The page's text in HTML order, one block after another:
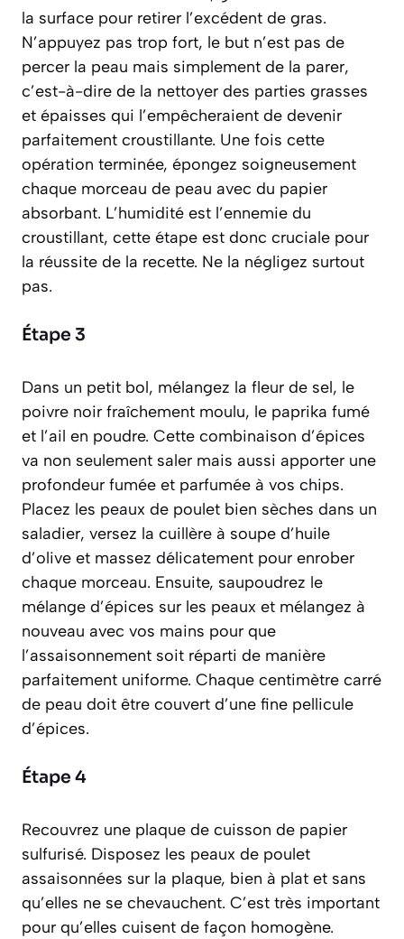
la surface pour retirer l’excédent de gras.
N’appuyez pas trop fort, le but n’est pas de
percer la peau mais simplement de la parer,
c’est-à-dire de la nettoyer des parties grasses
et épaisses qui l’empêcheraient de devenir
parfaitement croustillante. Une fois cette
opération terminée, épongez soigneusement
chaque morceau de peau avec du papier
absorbant. L’humidité est l’ennemie du
croustillant, cette étape est donc cruciale pour
la réussite de la recette. Ne la négligez surtout
pas.
Étape 3
Dans un petit bol, mélangez la fleur de sel, le
poivre noir fraîchement moulu, le paprika fumé
et l’ail en poudre. Cette combinaison d’épices
va non seulement saler mais aussi apporter une
profondeur fumée et parfumée à vos chips.
Placez les peaux de poulet bien sèches dans un
saladier, versez la cuillère à soupe d’huile
d’olive et massez délicatement pour enrober
chaque morceau. Ensuite, saupoudrez le
mélange d’épices sur les peaux et mélangez à
nouveau avec vos mains pour que
l’assaisonnement soit réparti de manière
parfaitement uniforme. Chaque centimètre carré
de peau doit être couvert d’une fine pellicule
d’épices.
Étape 4
Recouvrez une plaque de cuisson de papier
sulfurisé. Disposez les peaux de poulet
assaisonnées sur la plaque, bien à plat et sans
qu’elles ne se chevauchent. C’est très important
pour qu’elles cuisent de façon homogène.